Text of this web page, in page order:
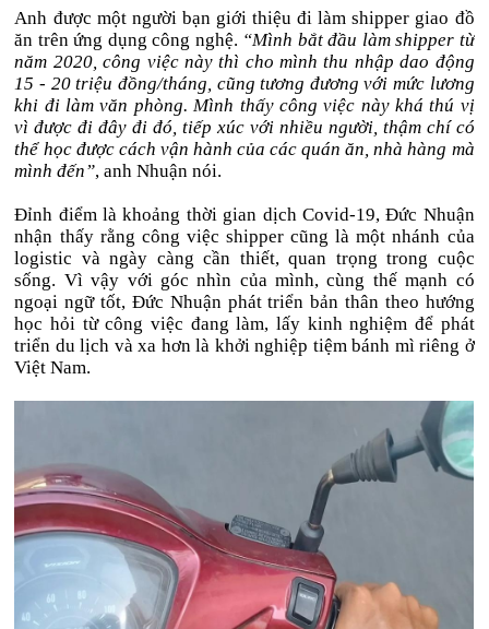
Anh được một người bạn giới thiệu đi làm shipper giao đồ
ăn trên ứng dụng công nghệ. “Mình bắt đầu làm shipper từ
năm 2020, công việc này thì cho mình thu nhập dao động
15 - 20 triệu đồng/tháng, cũng tương đương với mức lương
khi đi làm văn phòng. Mình thấy công việc này khá thú vị
vì được đi đây đi đó, tiếp xúc với nhiều người, thậm chí có
thể học được cách vận hành của các quán ăn, nhà hàng mà
mình đến”, anh Nhuận nói.
Đỉnh điểm là khoảng thời gian dịch Covid-19, Đức Nhuận
nhận thấy rằng công việc shipper cũng là một nhánh của
logistic và ngày càng cần thiết, quan trọng trong cuộc
sống. Vì vậy với góc nhìn của mình, cùng thế mạnh có
ngoại ngữ tốt, Đức Nhuận phát triển bản thân theo hướng
học hỏi từ công việc đang làm, lấy kinh nghiệm để phát
triển du lịch và xa hơn là khởi nghiệp tiệm bánh mì riêng ở
Việt Nam.